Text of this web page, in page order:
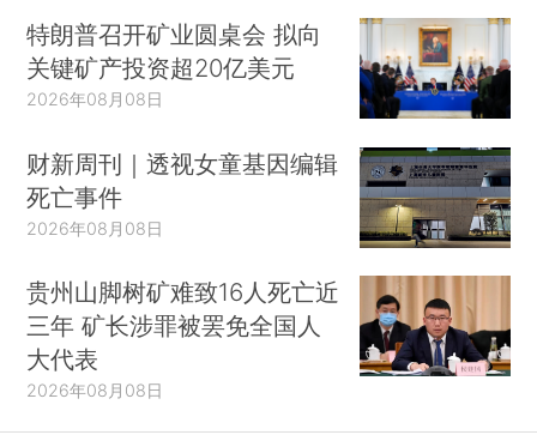
特朗普召开矿业圆桌会 拟向
关键矿产投资超20亿美元
2026年08月08日
财新周刊｜透视女童基因编辑
死亡事件
2026年08月08日
贵州山脚树矿难致16人死亡近
三年 矿长涉罪被罢免全国人
大代表
2026年08月08日